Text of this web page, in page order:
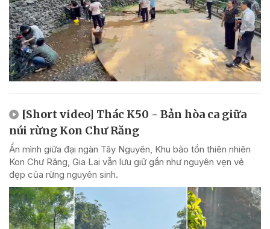
[Short video] Thác K50 - Bản hòa ca giữa
núi rừng Kon Chư Răng
Ẩn mình giữa đại ngàn Tây Nguyên, Khu bảo tồn thiên nhiên
Kon Chư Răng, Gia Lai vẫn lưu giữ gần như nguyên vẹn vẻ
đẹp của rừng nguyên sinh.